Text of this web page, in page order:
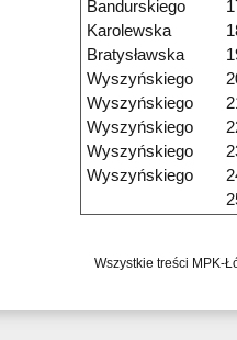
Bandurskiego
Karolewska
Bratysławska
Wyszyńskiego
Wyszyńskiego
Wyszyńskiego
Wyszyńskiego
Wyszyńskiego
Wszystkie treści MPK-